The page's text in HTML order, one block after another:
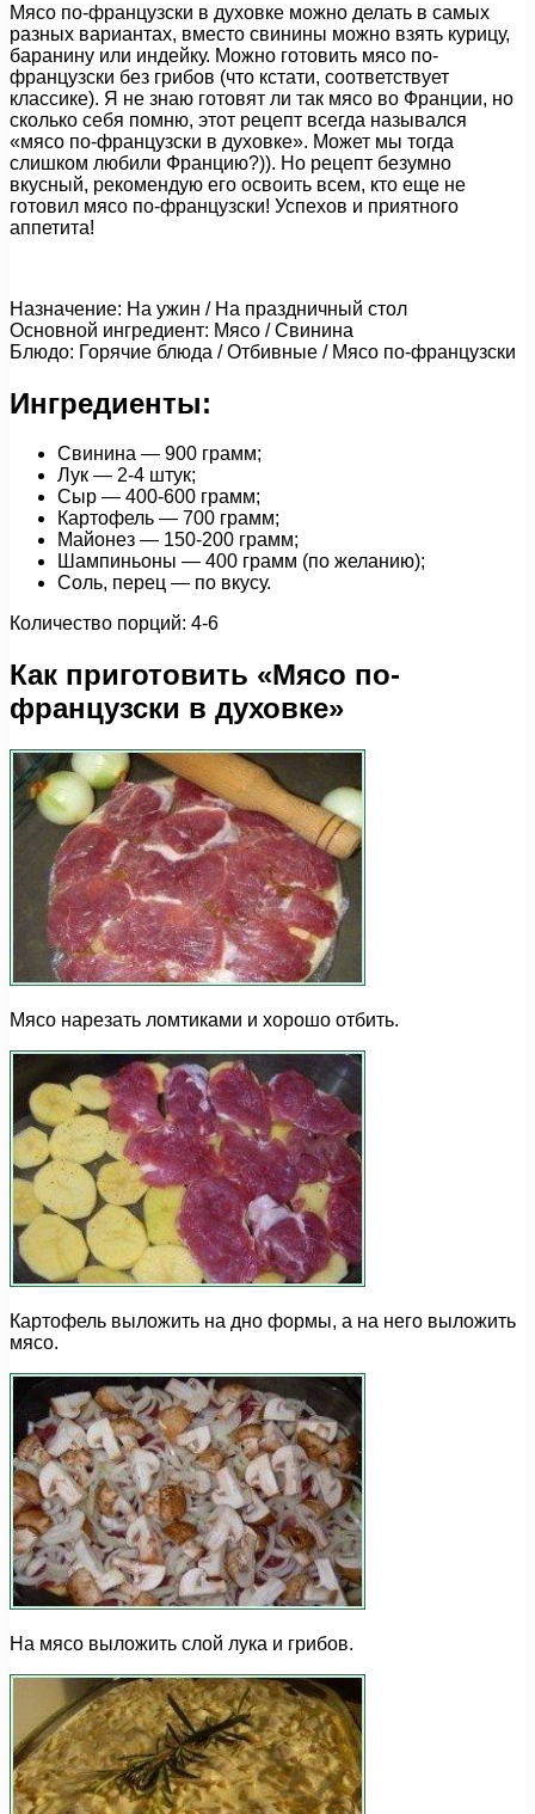
Мясо по-французски в духовке можно делать в самых
разных вариантах, вместо свинины можно взять курицу,
баранину или индейку. Можно готовить мясо по-
французски без грибов (что кстати, соответствует
классике). Я не знаю готовят ли так мясо во Франции, но
сколько себя помню, этот рецепт всегда назывался
«мясо по-французски в духовке». Может мы тогда
слишком любили Францию?)). Но рецепт безумно
вкусный, рекомендую его освоить всем, кто еще не
готовил мясо по-французски! Успехов и приятного
аппетита!
Назначение: На ужин / На праздничный стол
Основной ингредиент: Мясо / Свинина
Блюдо: Горячие блюда / Отбивные / Мясо по-французски
Ингредиенты:
Свинина — 900 грамм;
Лук — 2-4 штук;
Сыр — 400-600 грамм;
Картофель — 700 грамм;
Майонез — 150-200 грамм;
Шампиньоны — 400 грамм (по желанию);
Соль, перец — по вкусу.
Количество порций: 4-6
Как приготовить «Мясо по-
французски в духовке»
Мясо нарезать ломтиками и хорошо отбить.
Картофель выложить на дно формы, а на него выложить
мясо.
На мясо выложить слой лука и грибов.